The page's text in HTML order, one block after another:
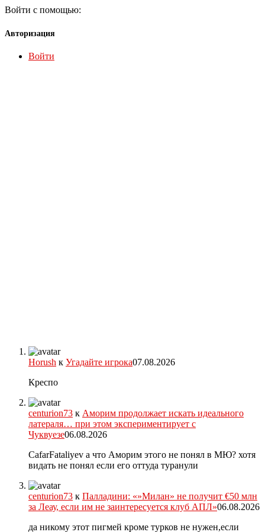
Войти с помощью:
Авторизация
Войти
Horush к Угадайте игрока07.08.2026
Креспо
centurion73 к Аморим продолжает искать идеального
латераля… при этом экспериментирует с
Чуквуезе06.08.2026
CafarFataliyev а что Аморим этого не понял в МЮ? хотя
видать не понял если его оттуда туранули
centurion73 к Палладини: «»Милан» не получит €50 млн
за Леау, если им не заинтересуется клуб АПЛ»06.08.2026
да никому этот пигмей кроме турков не нужен,если